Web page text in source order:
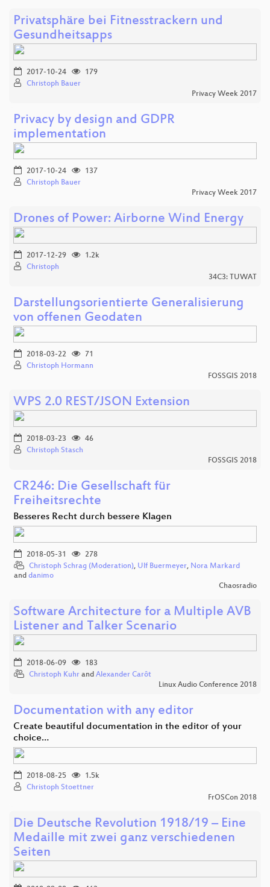
Privatsphäre bei Fitnesstrackern und
Gesundheitsapps
2017-10-24
179
Christoph Bauer
Privacy Week 2017
Privacy by design and GDPR
implementation
2017-10-24
137
Christoph Bauer
Privacy Week 2017
Drones of Power: Airborne Wind Energy
2017-12-29
1.2k
Christoph
34C3: TUWAT
Darstellungsorientierte Generalisierung
von offenen Geodaten
2018-03-22
71
Christoph Hormann
FOSSGIS 2018
WPS 2.0 REST/JSON Extension
2018-03-23
46
Christoph Stasch
FOSSGIS 2018
CR246: Die Gesellschaft für
Freiheitsrechte
Besseres Recht durch bessere Klagen
2018-05-31
278
Christoph Schrag (Moderation), Ulf Buermeyer, Nora Markard
and danimo
Chaosradio
Software Architecture for a Multiple AVB
Listener and Talker Scenario
2018-06-09
183
Christoph Kuhr and Alexander Carôt
Linux Audio Conference 2018
Documentation with any editor
Create beautiful documentation in the editor of your
choice…
2018-08-25
1.5k
Christoph Stoettner
FrOSCon 2018
Die Deutsche Revolution 1918/19 – Eine
Medaille mit zwei ganz verschiedenen
Seiten